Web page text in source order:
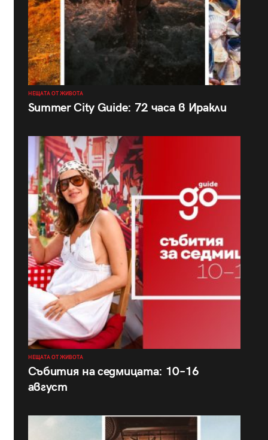
НЕЩАТА ОТ ЖИВОТА
Summer City Guide: 72 часа в Иракли
НЕЩАТА ОТ ЖИВОТА
Събития на седмицата: 10–16
август